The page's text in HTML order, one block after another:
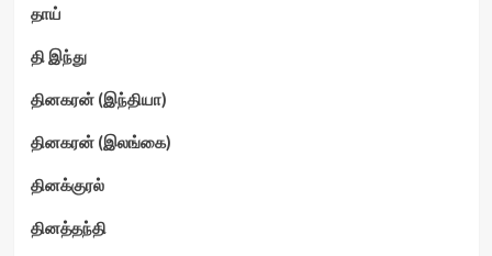
தாய்
தி இந்து
தினகரன் (இந்தியா)
தினகரன் (இலங்கை)
தினக்குரல்
தினத்தந்தி